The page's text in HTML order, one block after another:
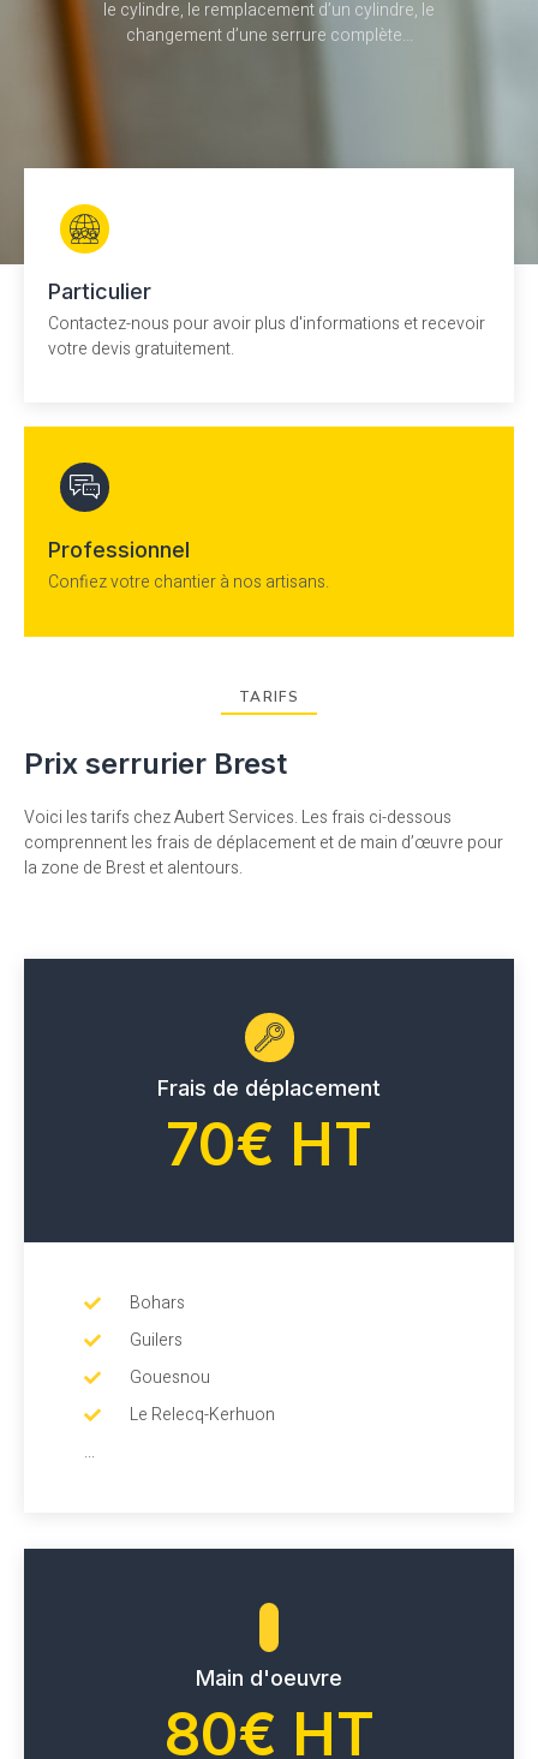
le cylindre, le remplacement d’un cylindre, le
changement d’une serrure complète...
Particulier
Contactez-nous pour avoir plus d'informations et recevoir
votre devis gratuitement.
Professionnel
Confiez votre chantier à nos artisans.
TARIFS
Prix serrurier Brest
Voici les tarifs chez Aubert Services. Les frais ci-dessous
comprennent les frais de déplacement et de main d’œuvre pour
la zone de Brest et alentours.
Frais de déplacement
70€ HT
Bohars
Guilers
Gouesnou
Le Relecq-Kerhuon
...
Main d'oeuvre
80€ HT